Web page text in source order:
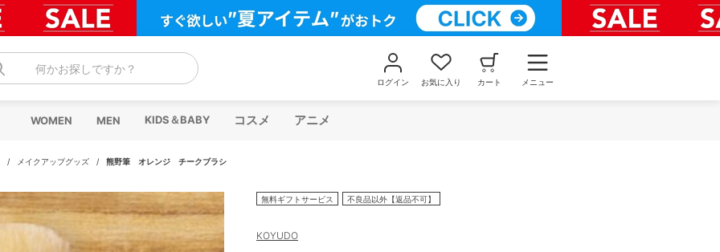
何かお探しですか？
ログイン お気に入り カート メニュー
WOMEN MEN KIDS＆BABY コスメ アニメ
/ メイクアップグッズ / 熊野筆 オレンジ チークブラシ
無料ギフトサービス 不良品以外【返品不可】
KOYUDO